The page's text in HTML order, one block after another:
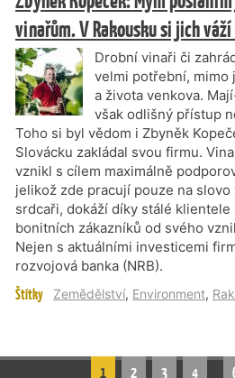
vinařům. V Rakousku si jich
Drobní vinaři či
velmi potřební, mimo
a života venkova.
však odlišný přístup
Toho si byl vědom i Zbyněk
Slovácku zakládal svou firmu.
vznikl s cílem maximálně
jelikož zde pracují pouze na
srdcaři, dokáží díky stálé klientele
bonitních zákazníků od svého
Nejen s aktuálními investicemi
rozvojová banka (NRB).
Štítky Zemědělství, Environment,
1 2 3 4